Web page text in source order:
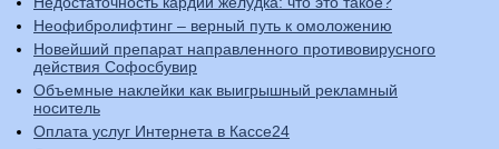
Неофибролифтинг – верный путь к омоложению
Новейший препарат направленного противовирусного
действия Софосбувир
Объемные наклейки как выигрышный рекламный
носитель
Оплата услуг Интернета в Кассе24